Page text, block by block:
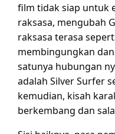
film tidak siap untuk
raksasa, mengubah
raksasa terasa
membingungkan
satunya hubungan
adalah Silver Surfer
kemudian, kisah
berkembang dan